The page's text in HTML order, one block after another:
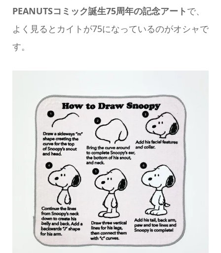
PEANUTSコミック誕生75周年の記念アートで、
よく見るとカイトが75になっているのがオシャで
す。